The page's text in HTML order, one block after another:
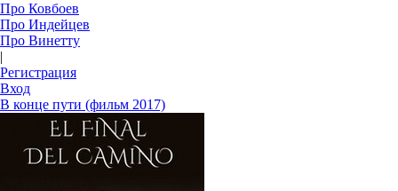
Про Ковбоев
Про Индейцев
Про Винетту
|
Регистрация
Вход
В конце пути (фильм 2017)